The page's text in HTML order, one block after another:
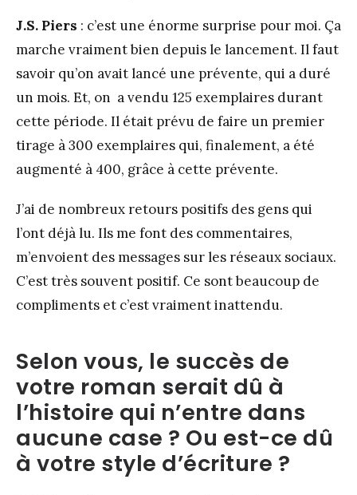
J.S. Piers : c’est une énorme surprise pour moi. Ça
marche vraiment bien depuis le lancement. Il faut
savoir qu’on avait lancé une prévente, qui a duré
un mois. Et, on a vendu 125 exemplaires durant
cette période. Il était prévu de faire un premier
tirage à 300 exemplaires qui, finalement, a été
augmenté à 400, grâce à cette prévente.
J’ai de nombreux retours positifs des gens qui
l’ont déjà lu. Ils me font des commentaires,
m’envoient des messages sur les réseaux sociaux.
C’est très souvent positif. Ce sont beaucoup de
compliments et c’est vraiment inattendu.
Selon vous, le succès de
votre roman serait dû à
l’histoire qui n’entre dans
aucune case ? Ou est-ce dû
à votre style d’écriture ?